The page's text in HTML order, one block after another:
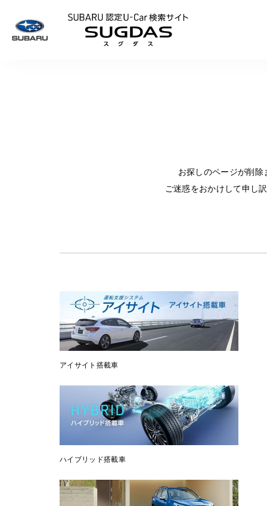
お探しのページが削
ご迷惑をおかけして申し
アイサイト搭載車
ハイブリッド搭載車